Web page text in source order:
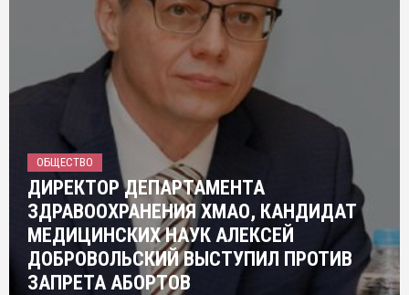
ОБЩЕСТВО
ДИРЕКТОР ДЕПАРТАМЕНТА
ЗДРАВООХРАНЕНИЯ ХМАО, КАНДИДАТ
МЕДИЦИНСКИХ НАУК АЛЕКСЕЙ
ДОБРОВОЛЬСКИЙ ВЫСТУПИЛ ПРОТИВ
ЗАПРЕТА АБОРТОВ